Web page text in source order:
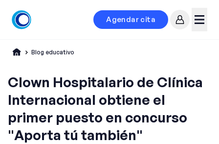
Agendar cita
Blog educativo
Clown Hospitalario de Clínica
Internacional obtiene el
primer puesto en concurso
"Aporta tú también"